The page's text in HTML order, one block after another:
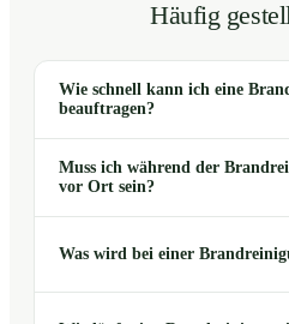
Häufig
Wie schnell kann ich eine
beauftragen?
Muss ich während der
vor Ort sein?
Was wird bei einer